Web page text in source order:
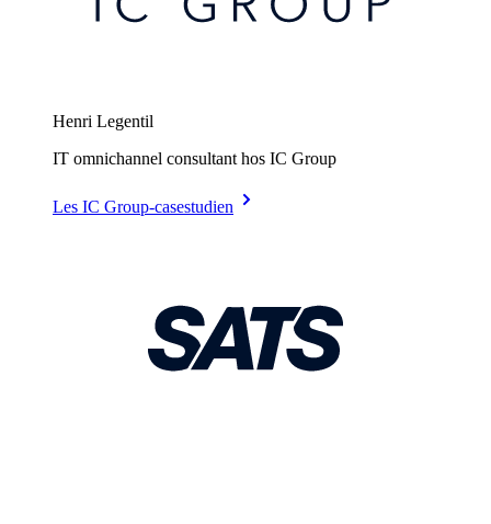
Henri Legentil
IT omnichannel consultant hos IC Group
Les IC Group-casestudien